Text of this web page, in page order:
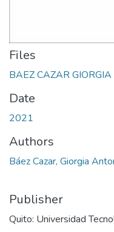
Files
BAEZ CAZAR
Date
2021
Authors
Báez Cazar, Giorgia
Publisher
Quito: Universidad